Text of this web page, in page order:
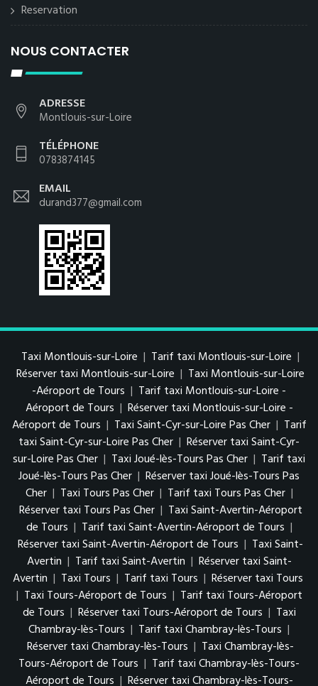
Reservation
NOUS CONTACTER
ADRESSE
Montlouis-sur-Loire
TÉLÉPHONE
0783874145
EMAIL
durand377@gmail.com
Taxi Montlouis-sur-Loire | Tarif taxi Montlouis-sur-Loire |
Réserver taxi Montlouis-sur-Loire | Taxi Montlouis-sur-Loire
-Aéroport de Tours | Tarif taxi Montlouis-sur-Loire -
Aéroport de Tours | Réserver taxi Montlouis-sur-Loire -
Aéroport de Tours | Taxi Saint-Cyr-sur-Loire Pas Cher | Tarif
taxi Saint-Cyr-sur-Loire Pas Cher | Réserver taxi Saint-Cyr-
sur-Loire Pas Cher | Taxi Joué-lès-Tours Pas Cher | Tarif taxi
Joué-lès-Tours Pas Cher | Réserver taxi Joué-lès-Tours Pas
Cher | Taxi Tours Pas Cher | Tarif taxi Tours Pas Cher |
Réserver taxi Tours Pas Cher | Taxi Saint-Avertin-Aéroport
de Tours | Tarif taxi Saint-Avertin-Aéroport de Tours |
Réserver taxi Saint-Avertin-Aéroport de Tours | Taxi Saint-
Avertin | Tarif taxi Saint-Avertin | Réserver taxi Saint-
Avertin | Taxi Tours | Tarif taxi Tours | Réserver taxi Tours
| Taxi Tours-Aéroport de Tours | Tarif taxi Tours-Aéroport
de Tours | Réserver taxi Tours-Aéroport de Tours | Taxi
Chambray-lès-Tours | Tarif taxi Chambray-lès-Tours |
Réserver taxi Chambray-lès-Tours | Taxi Chambray-lès-
Tours-Aéroport de Tours | Tarif taxi Chambray-lès-Tours-
Aéroport de Tours | Réserver taxi Chambray-lès-Tours-